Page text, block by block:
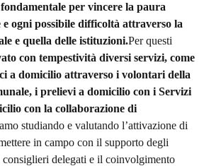
per vincere la paura
e ogni possibile difficoltà attraverso la
e quella delle istituzioni.Per questi
con tempestività diversi servizi, come
a domicilio attraverso i volontari della
i prelievi a domicilio con i Servizi
con la collaborazione di
studiando e valutando l’attivazione di
in campo con il supporto degli
consiglieri delegati e il coinvolgimento